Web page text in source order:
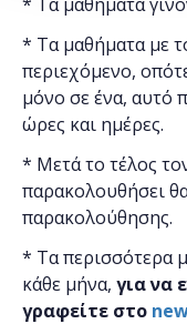
* Τα μαθήματα με
περιεχόμενο,
μόνο σε ένα, αυτό
ώρες και ημέρες.
* Μετά το τέλος
παρακολουθήσει
παρακολούθησης.
* Τα περισσότερα
κάθε μήνα, για να
γραφείτε στο